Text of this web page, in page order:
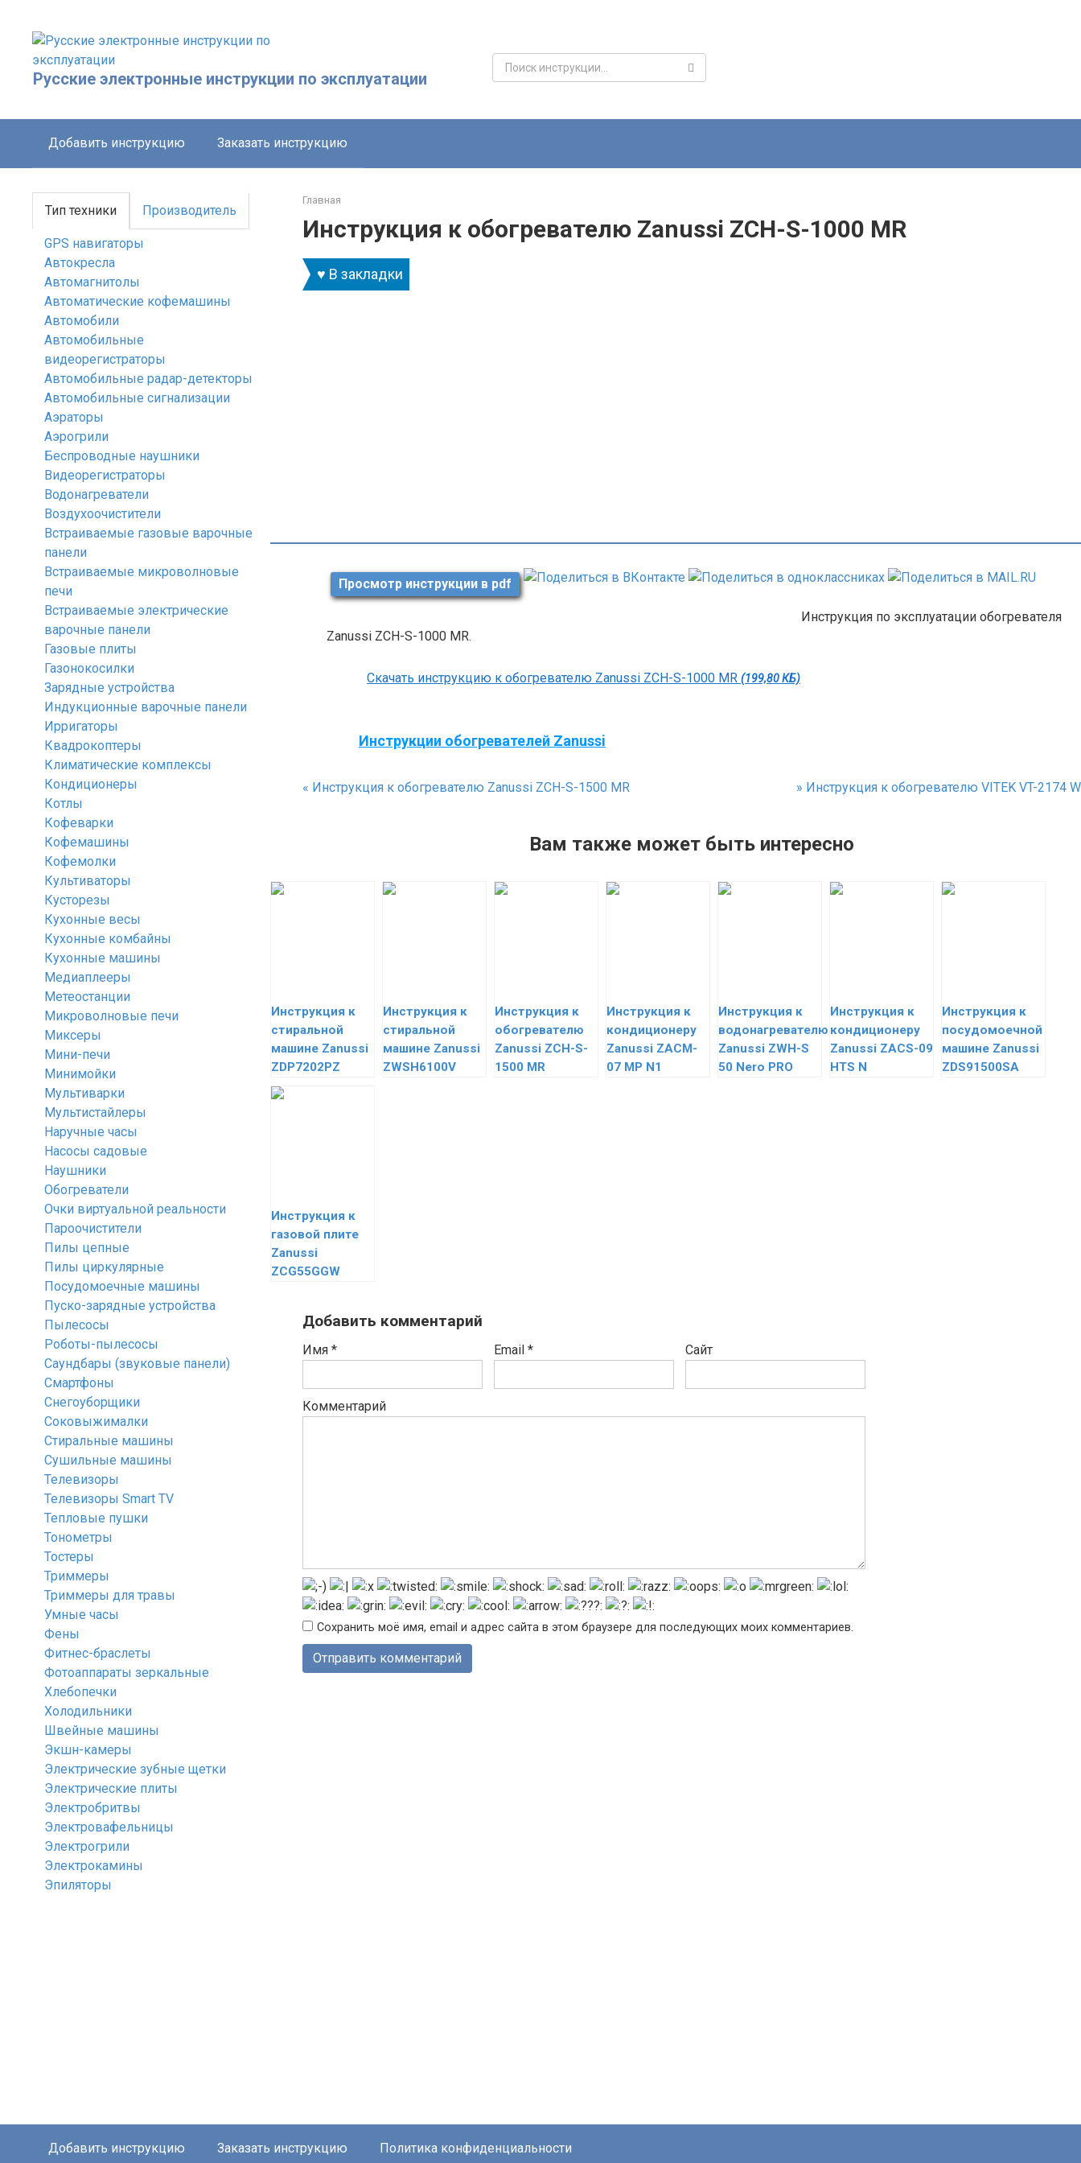
контенту
Русские электронные инструкции по эксплуатации
Поиск:
Добавить инструкцию Заказать инструкцию
Главная
Инструкция к обогревателю Zanussi ZCH-S-1000 MR
♥ В закладки
Просмотр инструкции в pdf
Инструкция по эксплуатации обогревателя
Zanussi ZCH-S-1000 MR.
Скачать инструкцию к обогревателю Zanussi ZCH-S-1000 MR (199,80 КБ)
Инструкции обогревателей Zanussi
« Инструкция к обогревателю Zanussi ZCH-S-1500 MR » Инструкция к обогревателю VITEK VT-2174 W
Вам также может быть интересно
Инструкция к
стиральной
машине Zanussi
ZDP7202PZ
Инструкция к
стиральной
машине Zanussi
ZWSH6100V
Инструкция к
обогревателю
Zanussi ZCH-S-
1500 MR
Инструкция к
кондиционеру
Zanussi ZACM-
07 MP N1
Инструкция к
водонагревателю
Zanussi ZWH-S
50 Nero PRO
Инструкция к
кондиционеру
Zanussi ZACS-09
HTS N
Инструкция к
посудомоечной
машине Zanussi
ZDS91500SA
Инструкция к
газовой плите
Zanussi
ZCG55GGW
Добавить комментарий
Имя * Email * Сайт
Комментарий
Сохранить моё имя, email и адрес сайта в этом браузере для последующих моих комментариев.
Тип техники Производитель
GPS навигаторы
Автокресла
Автомагнитолы
Автоматические кофемашины
Автомобили
Автомобильные
видеорегистраторы
Автомобильные радар-детекторы
Автомобильные сигнализации
Аэраторы
Аэрогрили
Беспроводные наушники
Видеорегистраторы
Водонагреватели
Воздухоочистители
Встраиваемые газовые варочные
панели
Встраиваемые микроволновые
печи
Встраиваемые электрические
варочные панели
Газовые плиты
Газонокосилки
Зарядные устройства
Индукционные варочные панели
Ирригаторы
Квадрокоптеры
Климатические комплексы
Кондиционеры
Котлы
Кофеварки
Кофемашины
Кофемолки
Культиваторы
Кусторезы
Кухонные весы
Кухонные комбайны
Кухонные машины
Медиаплееры
Метеостанции
Микроволновые печи
Миксеры
Мини-печи
Минимойки
Мультиварки
Мультистайлеры
Наручные часы
Насосы садовые
Наушники
Обогреватели
Очки виртуальной реальности
Пароочистители
Пилы цепные
Пилы циркулярные
Посудомоечные машины
Пуско-зарядные устройства
Пылесосы
Роботы-пылесосы
Саундбары (звуковые панели)
Смартфоны
Снегоуборщики
Соковыжималки
Стиральные машины
Сушильные машины
Телевизоры
Телевизоры Smart TV
Тепловые пушки
Тонометры
Тостеры
Триммеры
Триммеры для травы
Умные часы
Фены
Фитнес-браслеты
Фотоаппараты зеркальные
Хлебопечки
Холодильники
Швейные машины
Экшн-камеры
Электрические зубные щетки
Электрические плиты
Электробритвы
Электровафельницы
Электрогрили
Электрокамины
Эпиляторы
Добавить инструкцию Заказать инструкцию Политика конфиденциальности